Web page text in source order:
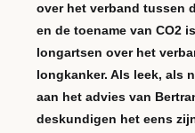
over het verband tussen
en de toename van CO2
longartsen over het
longkanker. Als leek, als
aan het advies van
deskundigen het eens